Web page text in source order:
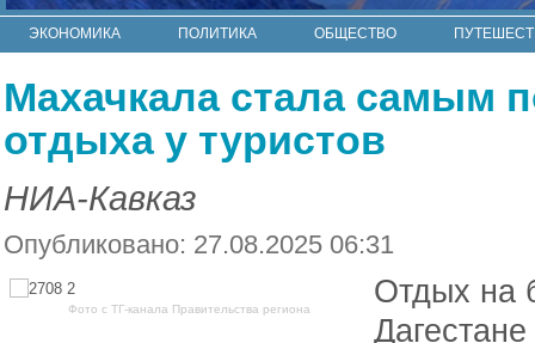
ЭКОНОМИКА ПОЛИТИКА ОБЩЕСТВО
Махачкала стала самым
отдыха у туристов
НИА-Кавказ
Опубликовано: 27.08.2025 06:31
Фото с ТГ-канала Правительства региона
Отдых на